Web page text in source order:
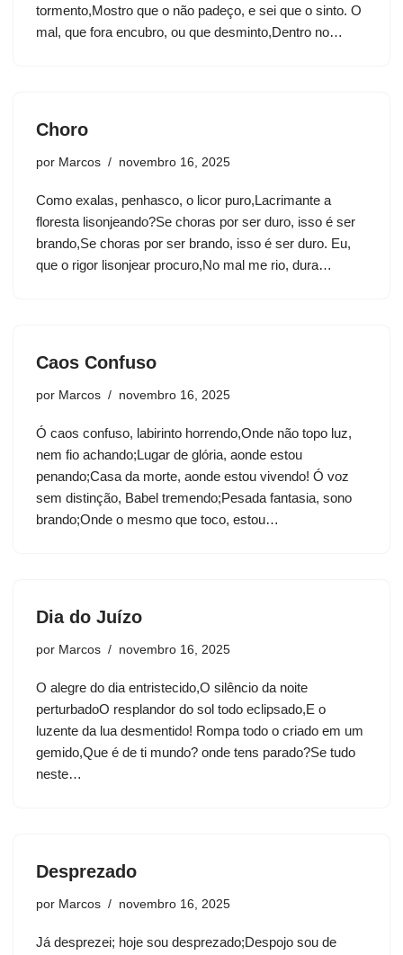
tormento,Mostro que o não padeço, e sei que o sinto. O
mal, que fora encubro, ou que desminto,Dentro no…
Choro
por Marcos novembro 16, 2025
Como exalas, penhasco, o licor puro,Lacrimante a
floresta lisonjeando?Se choras por ser duro, isso é ser
brando,Se choras por ser brando, isso é ser duro. Eu,
que o rigor lisonjear procuro,No mal me rio, dura…
Caos Confuso
por Marcos novembro 16, 2025
Ó caos confuso, labirinto horrendo,Onde não topo luz,
nem fio achando;Lugar de glória, aonde estou
penando;Casa da morte, aonde estou vivendo! Ó voz
sem distinção, Babel tremendo;Pesada fantasia, sono
brando;Onde o mesmo que toco, estou…
Dia do Juízo
por Marcos novembro 16, 2025
O alegre do dia entristecido,O silêncio da noite
perturbadoO resplandor do sol todo eclipsado,E o
luzente da lua desmentido! Rompa todo o criado em um
gemido,Que é de ti mundo? onde tens parado?Se tudo
neste…
Desprezado
por Marcos novembro 16, 2025
Já desprezei; hoje sou desprezado;Despojo sou de